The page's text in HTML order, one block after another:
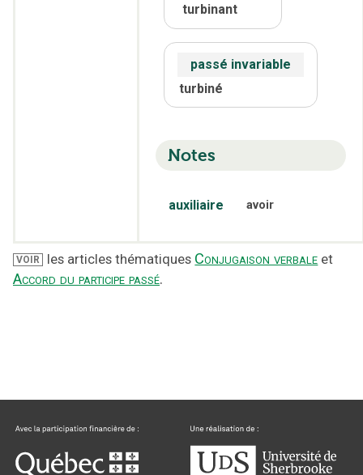
turbinant
passé invariable
turbiné
Notes
auxiliaire avoir
VOIR les articles thématiques Conjugaison verbale et
Accord du participe passé.